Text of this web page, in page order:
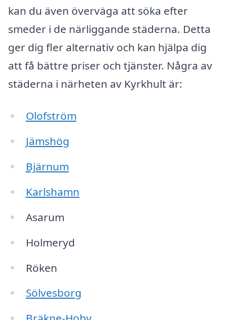
kan du även överväga att söka efter
smeder i de närliggande städerna. Detta
ger dig fler alternativ och kan hjälpa dig
att få bättre priser och tjänster. Några av
städerna i närheten av Kyrkhult är:
Olofström
Jämshög
Bjärnum
Karlshamn
Asarum
Holmeryd
Röken
Sölvesborg